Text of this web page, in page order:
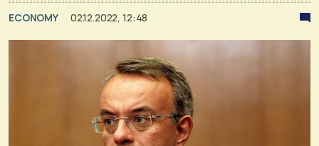
ECONOMY 02.12.2022, 12:48